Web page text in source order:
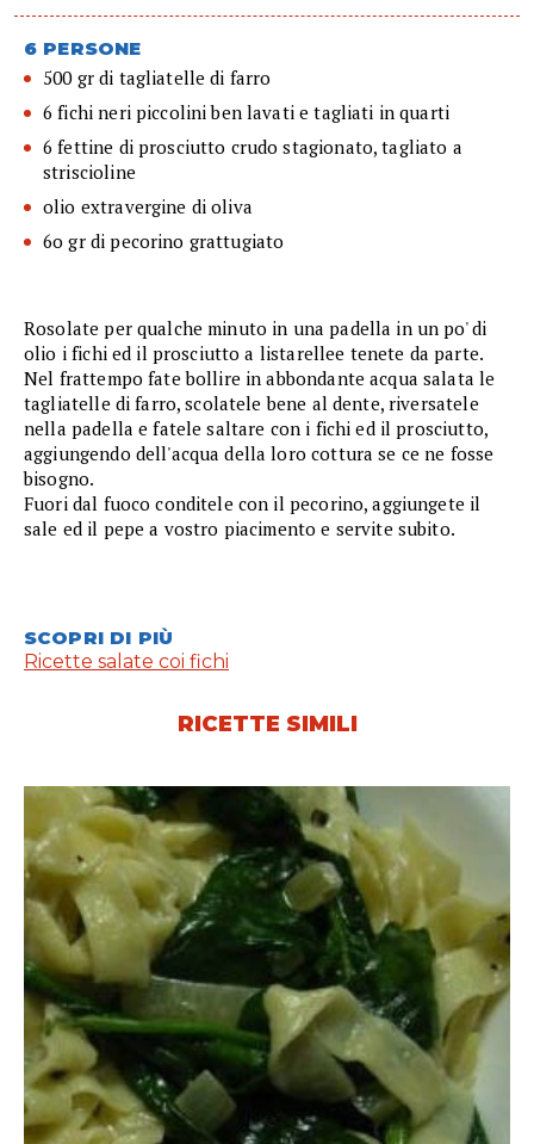
6 PERSONE
500 gr di tagliatelle di farro
6 fichi neri piccolini ben lavati e tagliati in quarti
6 fettine di prosciutto crudo stagionato, tagliato a
striscioline
olio extravergine di oliva
6o gr di pecorino grattugiato
Rosolate per qualche minuto in una padella in un po' di
olio i fichi ed il prosciutto a listarellee tenete da parte.
Nel frattempo fate bollire in abbondante acqua salata le
tagliatelle di farro, scolatele bene al dente, riversatele
nella padella e fatele saltare con i fichi ed il prosciutto,
aggiungendo dell'acqua della loro cottura se ce ne fosse
bisogno.
Fuori dal fuoco conditele con il pecorino, aggiungete il
sale ed il pepe a vostro piacimento e servite subito.
SCOPRI DI PIÙ
Ricette salate coi fichi
RICETTE SIMILI